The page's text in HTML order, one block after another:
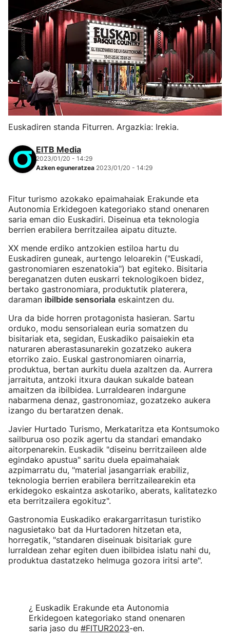
Euskadiren standa Fiturren. Argazkia: Irekia.
EITB Media
2023/01/20 - 14:29
Azken eguneratzea 2023/01/20 - 14:29
Fitur turismo azokako epaimahaiak Erakunde eta
Autonomia Erkidegoen kategoriako stand onenaren
saria eman dio Euskadiri. Diseinua eta teknologia
berrien erabilera berritzailea aipatu dituzte.
XX mende erdiko antzokien estiloa hartu du
Euskadiren guneak, aurtengo leloarekin ("Euskadi,
gastronomiaren eszenatokia") bat egiteko. Bisitaria
bereganatzen duten euskarri teknologikoen bidez,
bertako gastronomiara, produktutik platerera,
daraman ibilbide sensoriala eskaintzen du.
Ura da bide horren protagonista hasieran. Sartu
orduko, modu sensorialean euria somatzen du
bisitariak eta, segidan, Euskadiko paisaiekin eta
naturaren aberastasunarekin gozatzeko aukera
etorriko zaio. Euskal gastronomiaren oinarria,
produktua, bertan aurkitu duela azaltzen da. Aurrera
jarraituta, antzoki itxura daukan sukalde batean
amaitzen da ibilbidea. Lurraldearen indargune
nabarmena denaz, gastronomiaz, gozatzeko aukera
izango du bertaratzen denak.
Javier Hurtado Turismo, Merkataritza eta Kontsumoko
sailburua oso pozik agertu da standari emandako
aitorpenarekin. Euskadik "diseinu berritzaileen alde
egindako apustua" saritu duela epaimahaiak
azpimarratu du, "material jasangarriak erabiliz,
teknologia berrien erabilera berritzailearekin eta
erkidegoko eskaintza askotariko, aberats, kalitatezko
eta berritzailera egokituz".
Gastronomia Euskadiko erakargarritasun turistiko
nagusietako bat da Hurtadoren hitzetan eta,
horregatik, "standaren diseinuak bisitariak gure
lurraldean zehar egiten duen ibilbidea islatu nahi du,
produktua dastatzeko helmuga gozora iritsi arte".
¿ Euskadik Erakunde eta Autonomia
Erkidegoen kategoriako stand onenaren
saria jaso du #FITUR2023-en.